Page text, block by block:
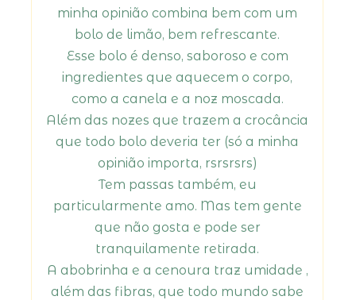
minha opinião combina bem com um
bolo de limão, bem refrescante.
Esse bolo é denso, saboroso e com
ingredientes que aquecem o corpo,
como a canela e a noz moscada.
Além das nozes que trazem a crocância
que todo bolo deveria ter (só a minha
opinião importa, rsrsrsrs)
Tem passas também, eu
particularmente amo. Mas tem gente
que não gosta e pode ser
tranquilamente retirada.
A abobrinha e a cenoura traz umidade ,
além das fibras, que todo mundo sabe